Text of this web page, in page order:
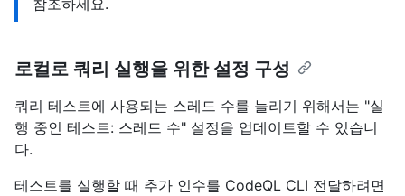
참조하세요.
로컬로 쿼리 실행을 위한 설정 구성
쿼리 테스트에 사용되는 스레드 수를 늘리기 위해서는 "실
행 중인 테스트: 스레드 수" 설정을 업데이트할 수 있습니
다.
테스트를 실행할 때 추가 인수를 CodeQL CLI 전달하려면